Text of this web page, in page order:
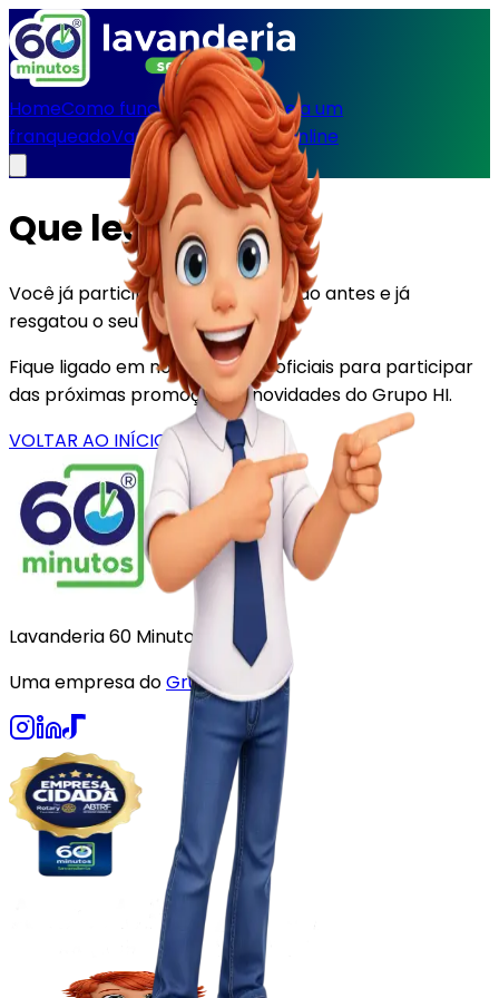
HomeComo funcionaUnidadesSeja um
franqueadoVantagensBlogLoja Online
Que legal!
Você já participou dessa promoção antes e já
resgatou o seu prêmio!
Fique ligado em nossos canais oficiais para participar
das próximas promoções e novidades do Grupo HI.
VOLTAR AO INÍCIO
Lavanderia 60 Minutos
Uma empresa doGrupo Hi